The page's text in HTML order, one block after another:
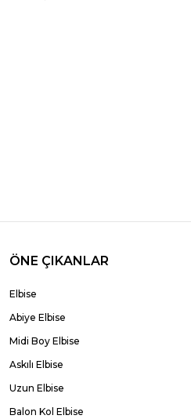
ÖNE ÇIKANLAR
Elbise
Abiye Elbise
Midi Boy Elbise
Askılı Elbise
Uzun Elbise
Balon Kol Elbise